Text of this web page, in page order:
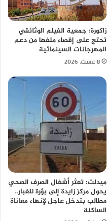
زاكورة: جمعية الفيلم الوثائقي
تحتج على إقصاء ملفها من دعم
المهرجانات السينمائية
8 غشت، 2026
ميدلت: تعثر أشغال الصرف الصحي
يحول مركز زايدة إلى بؤرة للغبار..
مطالب بتدخل عاجل لإنهاء معاناة
الساكنة